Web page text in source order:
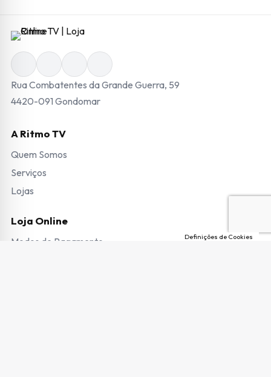
Rua Combatentes da Grande Guerra, 59
4420-091 Gondomar
A Ritmo TV
Quem Somos
Serviços
Lojas
Loja Online
Modos de Pagamento
Definições de Cookies